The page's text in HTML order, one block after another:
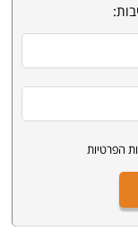
כמעט, ועיבוד
לפני כמעט
ראשון במעלה,
הביקוש אלא רק
אצילות ואבנים
יקרות ואבני חן
הרי שברבות
הפרטיות